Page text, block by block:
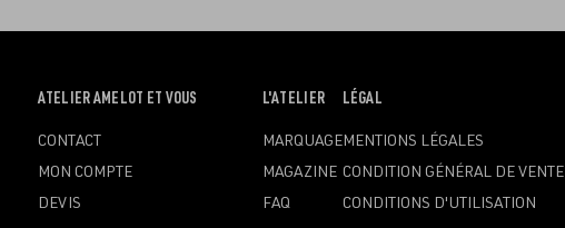
OUVRIR
MENU
ATELIER AMELOT ET VOUS
CONTACT
MON COMPTE
DEVIS
OUVRIR
MENU
L'ATELIER
MARQUAGE
MAGAZINE
FAQ
OUVRIR
MENU
LÉGAL
MENTIONS LÉGALES
CONDITION GÉNÉRAL DE VENTE
CONDITIONS D'UTILISATION